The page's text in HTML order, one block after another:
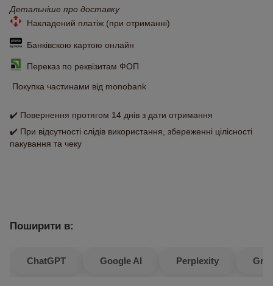
Детальніше про доставку
Накладений платіж (при отриманні)
Банківскою картою онлайн
Переказ по реквізитам ФОП
Покупка частинами від monobank
✔️ Повернення протягом 14 днів з дати отримання
✔️ При відсутності слідів використання, збереженні цілісності
пакування та чеку
Поширити в:
ChatGPT Google AI Perplexity